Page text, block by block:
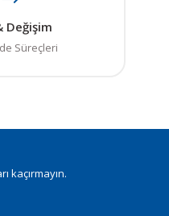
Değişim
Süreçleri
kaçırmayın.